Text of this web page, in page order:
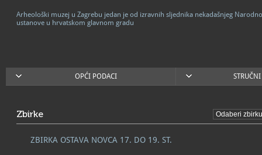
Arheološki muzej u Zagrebu jedan je od izravnih sljednika nekadašnjeg
ustanove u hrvatskom glavnom gradu
OPĆI PODACI
Zbirke
ZBIRKA OSTAVA NOVCA 17. DO 19. ST.